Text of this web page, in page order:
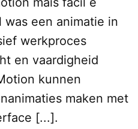
was een animatie in
werkproces
en vaardigheid
kunnen
maken met
[...].